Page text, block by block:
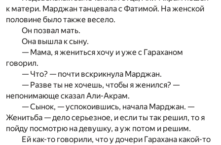
к матери. Марджан танцевала с Фатимой. На женской
половине было также весело.
Он позвал мать.
Она вышла к сыну.
— Мама, я жениться хочу и уже с Гараханом
говорил.
— Что? — почти вскрикнула Марджан.
— Разве ты не хочешь, чтобы я женился? —
непонимающе сказал Али-Акрам.
— Сынок, — успокоившись, начала Марджан. —
Женитьба — дело серьезное, и если ты так решил, то я
пойду посмотрю на девушку, а уж потом и решим.
Ей как-то говорили, что у дочери Гарахана какой-то